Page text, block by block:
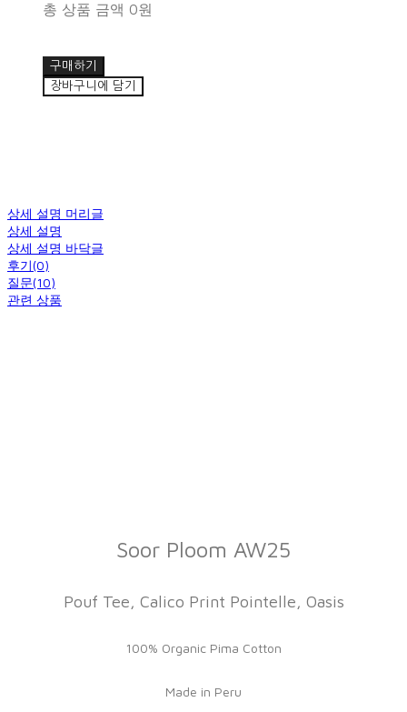
총 상품 금액 0원
구매하기
장바구니에 담기
상세 설명 머리글
상세 설명
상세 설명 바닥글
후기(0)
질문(10)
관련 상품
Soor Ploom AW25
Pouf Tee, Calico Print Pointelle, Oasis
100% Organic Pima Cotton
Made in Peru